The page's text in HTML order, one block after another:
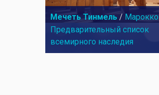
Мечеть Тинмель / Марокко
Предварительный список
всемирного наследия